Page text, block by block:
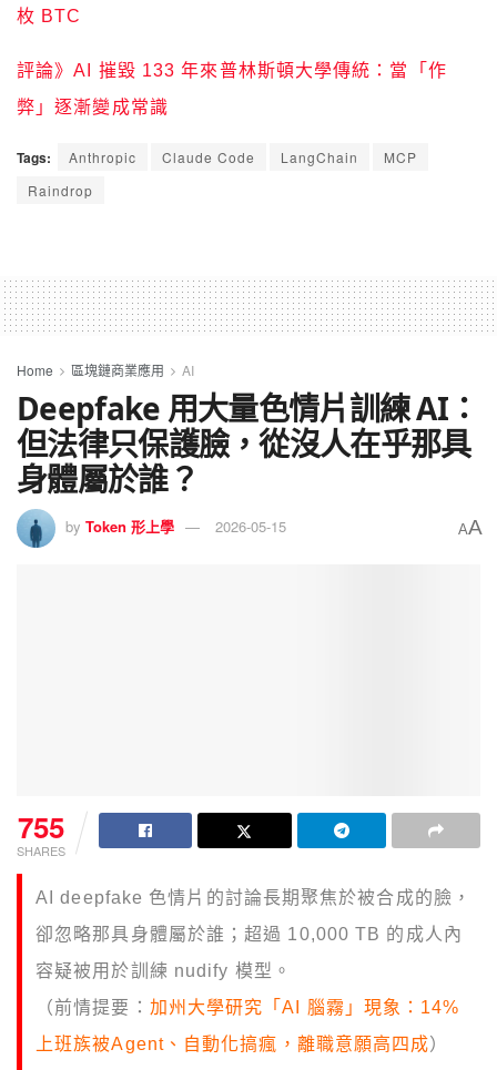
枚 BTC
評論》AI 摧毀 133 年來普林斯頓大學傳統：當「作
弊」逐漸變成常識
Tags: Anthropic Claude Code LangChain
MCP
Raindrop
Home 區塊鏈商業應用 AI
Deepfake 用大量色情片訓練 AI：
但法律只保護臉，從沒人在乎那具
身體屬於誰？
by Token 形上學 2026-05-15 AA
755
SHARES
AI deepfake 色情片的討論長期聚焦於被合成的臉，
卻忽略那具身體屬於誰；超過 10,000 TB 的成人內
容疑被用於訓練 nudify 模型。
（前情提要： 加州大學研究「AI 腦霧」現象：14%
上班族被Agent、自動化搞瘋，離職意願高四成）